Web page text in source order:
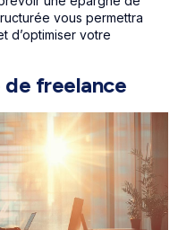
vous permettra
d’optimiser votre
de freelance